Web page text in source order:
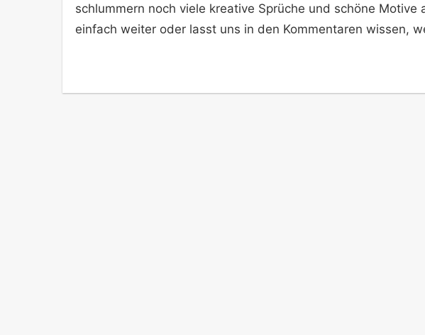
schlummern noch viele kreative Sprüche und schöne
einfach weiter oder lasst uns in den Kommentaren wissen,